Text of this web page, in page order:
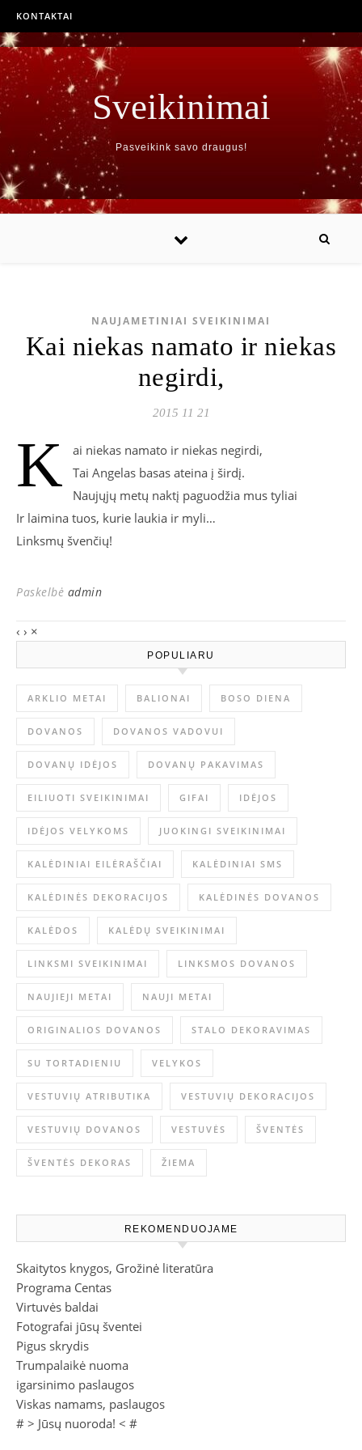
KONTAKTAI
Sveikinimai
Pasveikink savo draugus!
NAUJAMETINIAI SVEIKINIMAI
Kai niekas namato ir niekas
negirdi,
2015 11 21
K
ai niekas namato ir niekas negirdi,
Tai Angelas basas ateina į širdį.
Naujųjų metų naktį paguodžia mus tyliai
Ir laimina tuos, kurie laukia ir myli…
Linksmų švenčių!
Paskelbė admin
‹ › ×
POPULIARU
ARKLIO METAI BALIONAI BOSO DIENA
DOVANOS DOVANOS VADOVUI
DOVANŲ IDĖJOS DOVANŲ PAKAVIMAS
EILIUOTI SVEIKINIMAI GIFAI IDĖJOS
IDĖJOS VELYKOMS JUOKINGI SVEIKINIMAI
KALĖDINIAI EILĖRAŠČIAI KALĖDINIAI SMS
KALĖDINĖS DEKORACIJOS KALĖDINĖS DOVANOS
KALĖDOS KALĖDŲ SVEIKINIMAI
LINKSMI SVEIKINIMAI LINKSMOS DOVANOS
NAUJIEJI METAI NAUJI METAI
ORIGINALIOS DOVANOS STALO DEKORAVIMAS
SU TORTADIENIU VELYKOS
VESTUVIŲ ATRIBUTIKA VESTUVIŲ DEKORACIJOS
VESTUVIŲ DOVANOS VESTUVĖS ŠVENTĖS
ŠVENTĖS DEKORAS ŽIEMA
REKOMENDUOJAME
Skaitytos knygos, Grožinė literatūra
Programa Centas
Virtuvės baldai
Fotografai jūsų šventei
Pigus skrydis
Trumpalaikė nuoma
igarsinimo paslaugos
Viskas namams, paslaugos
# > Jūsų nuoroda! < #